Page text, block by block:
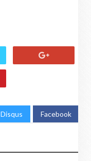
Disqus Facebook